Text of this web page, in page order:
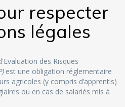
respecter
légales
des Risques
est une obligation réglementaire
agricoles (y compris d’apprentis)
ou en cas de salariés mis à